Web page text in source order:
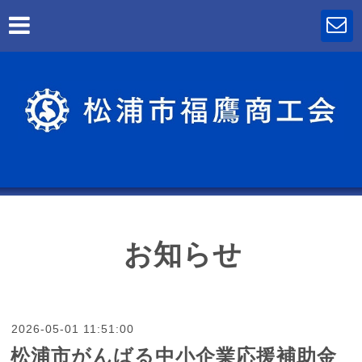
お知らせ
2026-05-01 11:51:00
松浦市がんばる中小企業応援補助金